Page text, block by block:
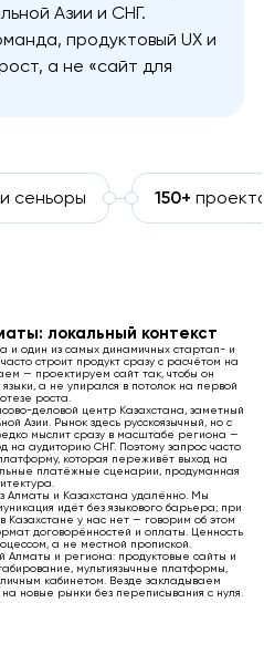
Азии и СНГ.
продуктовый UX и
а не «сайт для
сеньоры 150+
локальный контекст
и один из самых динамичных стартап- и
строит продукт сразу с расчётом на
— проектируем сайт так, чтобы он
а не упирался в потолок на первой
роста.
деловой центр Казахстана, заметный
Азии. Рынок здесь русскоязычный, но с
мыслит сразу в масштабе региона —
на аудиторию СНГ. Поэтому запрос часто
которая переживёт выход на
платёжные сценарии, продуманная
Алматы и Казахстана удалённо. Мы
идёт без языкового барьера; при
Казахстане у нас нет — говорим об этом
договорённостей и оплаты. Ценность
а не местной пропиской.
Алматы и региона: продуктовые сайты и
мультиязычные платформы,
кабинетом. Везде закладываем
на новые рынки без переписывания с нуля.